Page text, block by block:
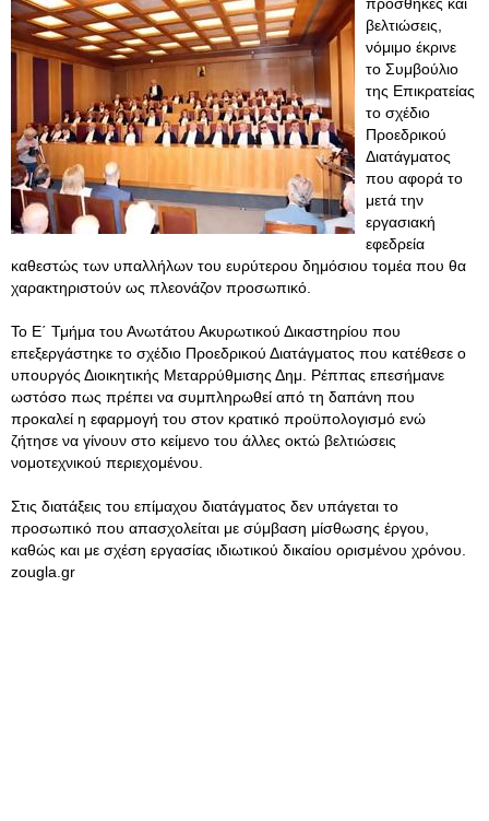
βελτιώσεις,
νόμιμο έκρινε
το Συμβούλιο
της Επικρατείας
το σχέδιο
Προεδρικού
Διατάγματος
που αφορά το
μετά την
εργασιακή
εφεδρεία
καθεστώς των υπαλλήλων του ευρύτερου δημόσιου τομέα που θα
χαρακτηριστούν ως πλεονάζον προσωπικό.
Το Ε΄ Τμήμα του Ανωτάτου Ακυρωτικού Δικαστηρίου που
επεξεργάστηκε το σχέδιο Προεδρικού Διατάγματος που κατέθεσε ο
υπουργός Διοικητικής Μεταρρύθμισης Δημ. Ρέππας επεσήμανε
ωστόσο πως πρέπει να συμπληρωθεί από τη δαπάνη που
προκαλεί η εφαρμογή του στον κρατικό προϋπολογισμό ενώ
ζήτησε να γίνουν στο κείμενο του άλλες οκτώ βελτιώσεις
νομοτεχνικού περιεχομένου.
Στις διατάξεις του επίμαχου διατάγματος δεν υπάγεται το
προσωπικό που απασχολείται με σύμβαση μίσθωσης έργου,
καθώς και με σχέση εργασίας ιδιωτικού δικαίου ορισμένου χρόνου.
zougla.gr